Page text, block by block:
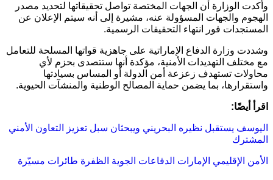
وأكدت الوزارة أن الجهات المختصة تواصل تحقيقاتها لتحديد مصدر
الهجوم والجهات المسؤولة عنه، مشيرة إلى أنه سيتم الإعلان عن
المستجدات فور انتهاء التحقيقات الرسمية.
وشددت وزارة الدفاع الإماراتية على جاهزية قواتها المسلحة للتعامل
مع مختلف التهديدات الأمنية، مؤكدة أنها ستتصدى بحزم لأي
محاولات تستهدف زعزعة أمن الدولة أو المساس بسيادتها
واستقرارها، بما يضمن حماية المصالح الوطنية والمنشآت الحيوية.
اقرأ أيضًا:
اليوسف يستقبل نظيره البحريني ويبحثان سبل تعزيز التعاون الأمني
المشترك
الأمن الإقليمي الإمارات الدفاعات الجوية الظفرة طائرات مسيّرة